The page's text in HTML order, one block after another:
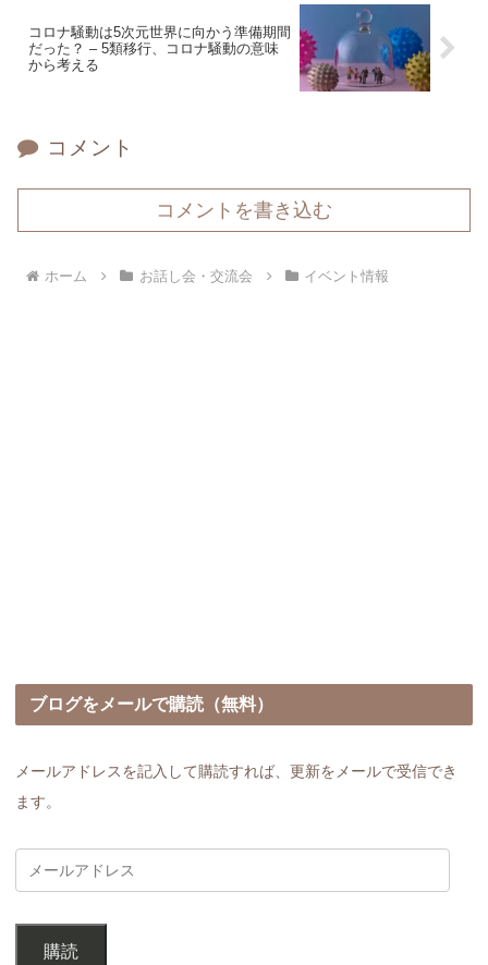
コロナ騒動は5次元世界に向かう準備期間
だった？ – 5類移行、コロナ騒動の意味
から考える
コメント
コメントを書き込む
ホーム お話し会・交流会 イベント情報
ブログをメールで購読（無料）
メールアドレスを記入して購読すれば、更新をメールで受信でき
ます。
購読